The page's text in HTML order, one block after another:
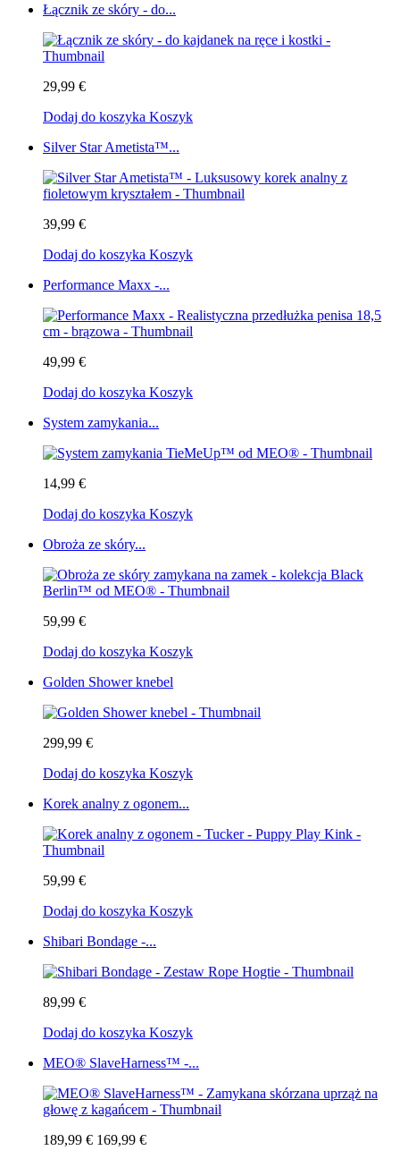
Łącznik ze skóry - do...
29,99 €
Dodaj do koszyka Koszyk
Silver Star Ametista™...
39,99 €
Dodaj do koszyka Koszyk
Performance Maxx -...
49,99 €
Dodaj do koszyka Koszyk
System zamykania...
14,99 €
Dodaj do koszyka Koszyk
Obroża ze skóry...
59,99 €
Dodaj do koszyka Koszyk
Golden Shower knebel
299,99 €
Dodaj do koszyka Koszyk
Korek analny z ogonem...
59,99 €
Dodaj do koszyka Koszyk
Shibari Bondage -...
89,99 €
Dodaj do koszyka Koszyk
MEO® SlaveHarness™ -...
189,99 € 169,99 €